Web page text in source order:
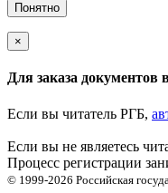
Понятно
×
Для заказа документов
Если вы читатель РГБ,
Если вы не являетесь
Процесс регистрации
© 1999-2026 Российская